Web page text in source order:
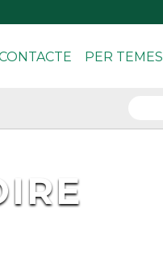
PER TEMES